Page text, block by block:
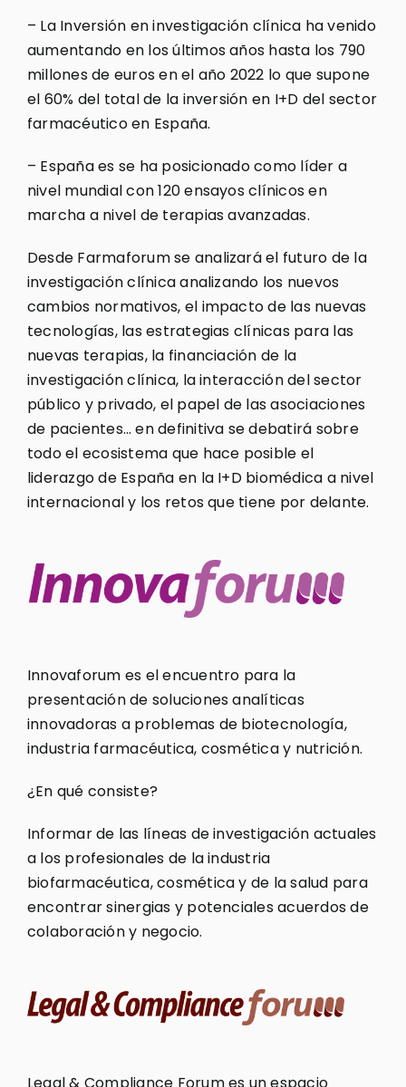
– La Inversión en investigación clínica ha venido
aumentando en los últimos años hasta los 790
millones de euros en el año 2022 lo que supone
el 60% del total de la inversión en I+D del sector
farmacéutico en España.
– España es se ha posicionado como líder a
nivel mundial con 120 ensayos clínicos en
marcha a nivel de terapias avanzadas.
Desde Farmaforum se analizará el futuro de la
investigación clínica analizando los nuevos
cambios normativos, el impacto de las nuevas
tecnologías, las estrategias clínicas para las
nuevas terapias, la financiación de la
investigación clínica, la interacción del sector
público y privado, el papel de las asociaciones
de pacientes… en definitiva se debatirá sobre
todo el ecosistema que hace posible el
liderazgo de España en la I+D biomédica a nivel
internacional y los retos que tiene por delante.
Innovaforum es el encuentro para la
presentación de soluciones analíticas
innovadoras a problemas de biotecnología,
industria farmacéutica, cosmética y nutrición.
¿En qué consiste?
Informar de las líneas de investigación actuales
a los profesionales de la industria
biofarmacéutica, cosmética y de la salud para
encontrar sinergias y potenciales acuerdos de
colaboración y negocio.